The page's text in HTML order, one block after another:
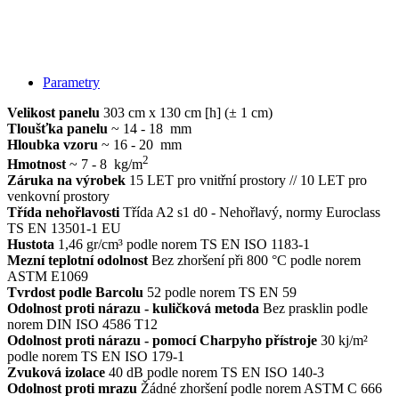
Parametry
Velikost panelu 303 cm x 130 cm [h] (± 1 cm)
Tloušťka panelu ~ 14 - 18 mm
Hloubka vzoru ~ 16 - 20 mm
Hmotnost ~ 7 - 8 kg/m2
Záruka na výrobek 15 LET pro vnitřní prostory // 10 LET pro
venkovní prostory
Třída nehořlavosti Třída A2 s1 d0 - Nehořlavý, normy Euroclass
TS EN 13501-1 EU
Hustota 1,46 gr/cm³ podle norem TS EN ISO 1183-1
Mezní teplotní odolnost Bez zhoršení při 800 °C podle norem
ASTM E1069
Tvrdost podle Barcolu 52 podle norem TS EN 59
Odolnost proti nárazu - kuličková metoda Bez prasklin podle
norem DIN ISO 4586 T12
Odolnost proti nárazu - pomocí Charpyho přístroje 30 kj/m²
podle norem TS EN ISO 179-1
Zvuková izolace 40 dB podle norem TS EN ISO 140-3
Odolnost proti mrazu Žádné zhoršení podle norem ASTM C 666